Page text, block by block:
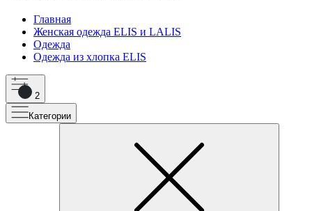
Главная
Женская одежда ELIS и LALIS
Одежда
Одежда из хлопка ELIS
2
Категории